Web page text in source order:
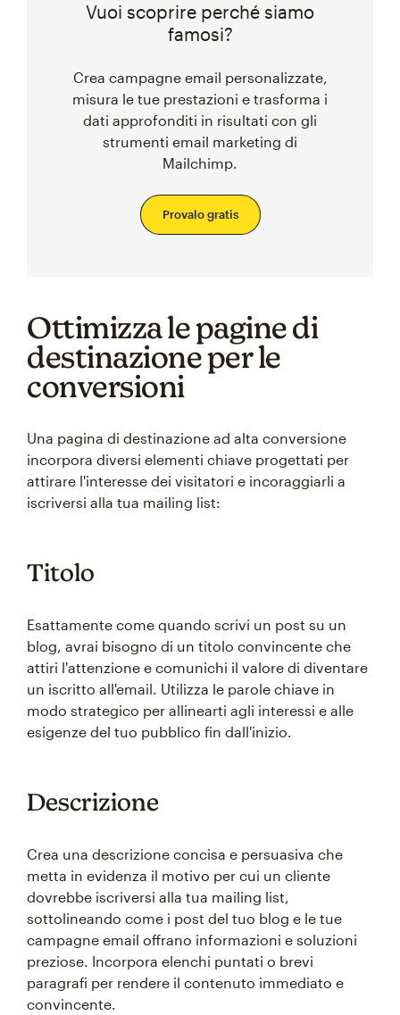
Vuoi scoprire perché siamo
famosi?
Crea campagne email personalizzate,
misura le tue prestazioni e trasforma i
dati approfonditi in risultati con gli
strumenti email marketing di
Mailchimp.
Provalo gratis
Ottimizza le pagine di
destinazione per le
conversioni
Una pagina di destinazione ad alta conversione
incorpora diversi elementi chiave progettati per
attirare l'interesse dei visitatori e incoraggiarli a
iscriversi alla tua mailing list:
Titolo
Esattamente come quando scrivi un post su un
blog, avrai bisogno di un titolo convincente che
attiri l'attenzione e comunichi il valore di diventare
un iscritto all'email. Utilizza le parole chiave in
modo strategico per allinearti agli interessi e alle
esigenze del tuo pubblico fin dall'inizio.
Descrizione
Crea una descrizione concisa e persuasiva che
metta in evidenza il motivo per cui un cliente
dovrebbe iscriversi alla tua mailing list,
sottolineando come i post del tuo blog e le tue
campagne email offrano informazioni e soluzioni
preziose. Incorpora elenchi puntati o brevi
paragrafi per rendere il contenuto immediato e
convincente.